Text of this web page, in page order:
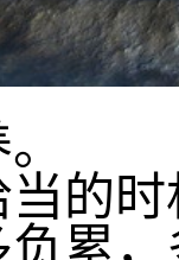
的
累